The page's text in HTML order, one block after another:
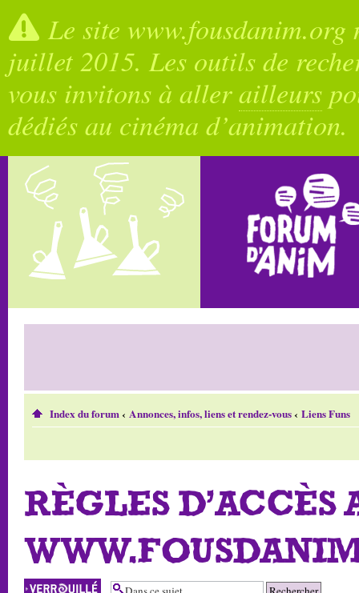
Le site
juillet 2015. Les outils de
vous invitons à allerailleurs
dédiés au cinéma d’animation.
Index du forum‹ Annonces, infos, liens et rendez-vous‹ Liens Funs
RÈGLES D'ACCÈS
Sujet verrouillé